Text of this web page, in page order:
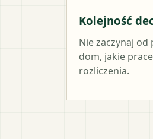
Kolejność
Nie zaczynaj
dom, jakie
rozliczenia.